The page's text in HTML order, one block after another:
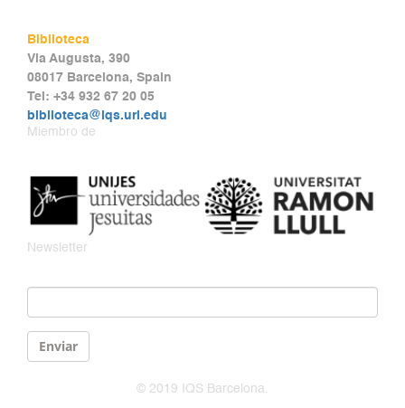
Biblioteca
Via Augusta, 390
08017 Barcelona, Spain
Tel: +34 932 67 20 05
biblioteca@iqs.url.edu
Miembro de
Newsletter
Enviar
© 2019 IQS Barcelona.